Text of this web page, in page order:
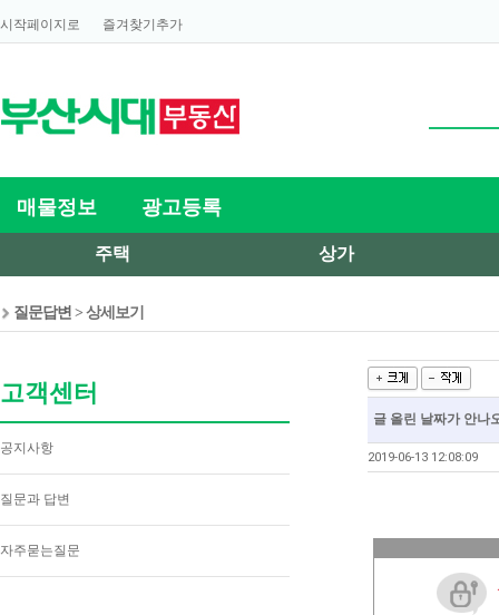
시작페이지로 즐겨찾기추가
매물정보 광고등록
주택 상가
질문답변 > 상세보기
고객센터
공지사항
질문과 답변
자주묻는질문
글 올린 날짜가 안나
2019-06-13 12:08:09